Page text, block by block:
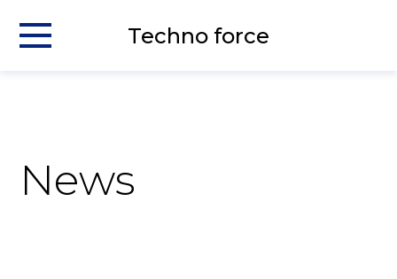
Techno force
News